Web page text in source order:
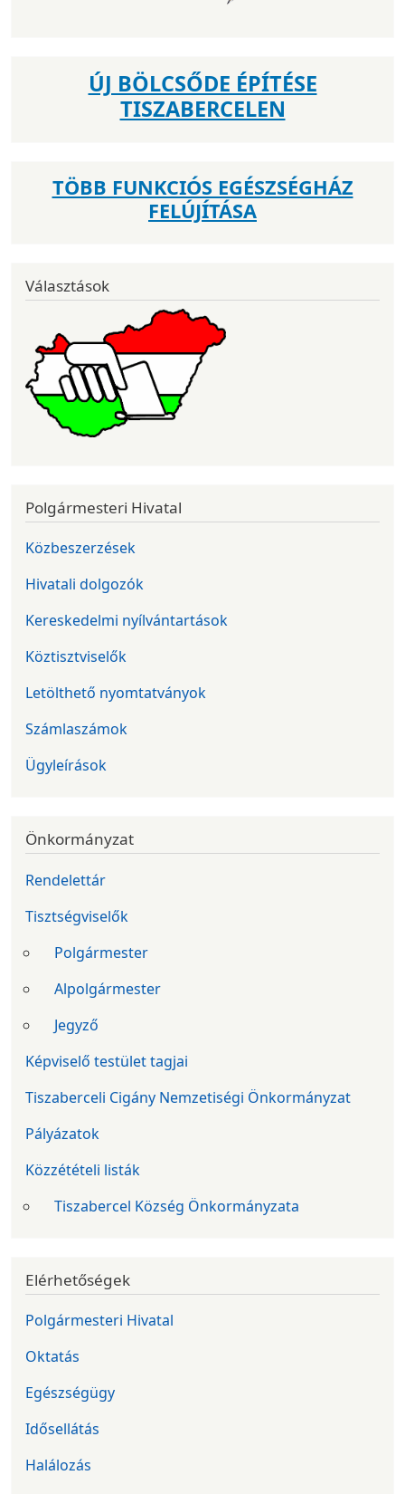
ÚJ BÖLCSŐDE ÉPÍTÉSE
TISZABERCELEN
TÖBB FUNKCIÓS EGÉSZSÉGHÁZ
FELÚJÍTÁSA
Választások
Polgármesteri Hivatal
Közbeszerzések
Hivatali dolgozók
Kereskedelmi nyílvántartások
Köztisztviselők
Letölthető nyomtatványok
Számlaszámok
Ügyleírások
Önkormányzat
Rendelettár
Tisztségviselők
Polgármester
Alpolgármester
Jegyző
Képviselő testület tagjai
Tiszaberceli Cigány Nemzetiségi Önkormányzat
Pályázatok
Közzétételi listák
Tiszabercel Község Önkormányzata
Elérhetőségek
Polgármesteri Hivatal
Oktatás
Egészségügy
Idősellátás
Halálozás